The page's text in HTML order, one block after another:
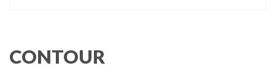
CONTOUR